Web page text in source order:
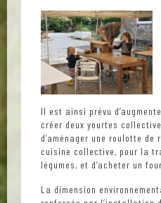
Il est ainsi prévu
créer deux yourtes
d’aménager une roulotte de
cuisine collective, pour la
légumes, et d’acheter un
La dimension